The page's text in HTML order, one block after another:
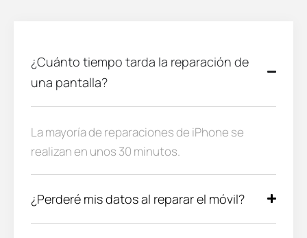
¿Cuánto tiempo tarda la reparación de
una pantalla?
La mayoría de reparaciones de iPhone se
realizan en unos 30 minutos.
¿Perderé mis datos al reparar el móvil?